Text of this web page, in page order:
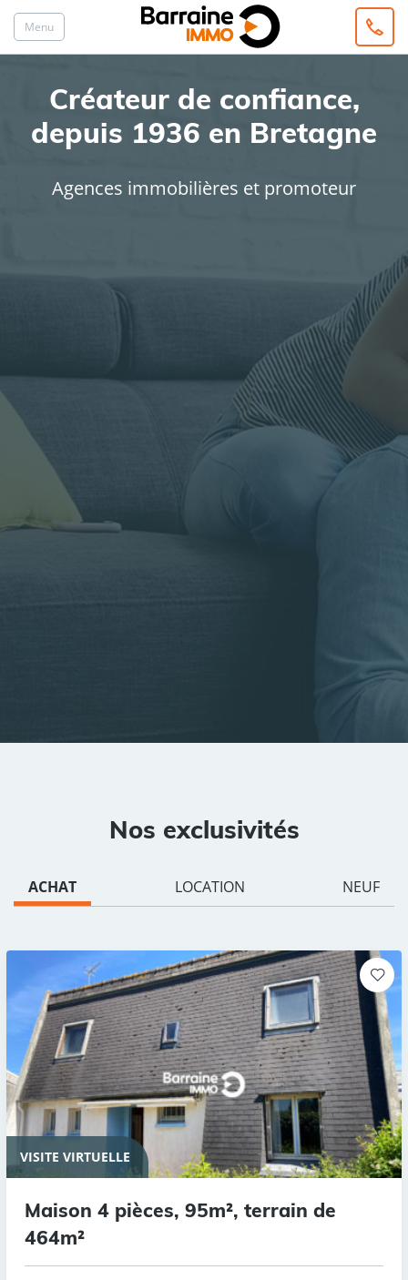
Menu
Créateur de confiance,
depuis 1936 en Bretagne
Agences immobilières et promoteur
Rayon
Nos exclusivités
ACHAT LOCATION NEUF
VISITE VIRTUELLE
Maison 4 pièces, 95m², terrain de
464m²